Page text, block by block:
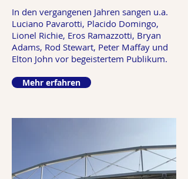
In den vergangenen Jahren sangen u.a.
Luciano Pavarotti, Placido Domingo,
Lionel Richie, Eros Ramazzotti, Bryan
Adams, Rod Stewart, Peter Maffay und
Elton John vor begeistertem Publikum.
Mehr erfahren